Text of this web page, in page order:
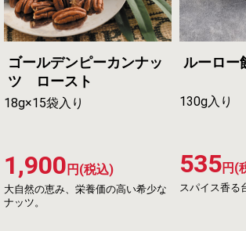
ゴールデンピーカンナッ
ツ ロースト
18g×15袋入り
大自然の恵み、栄養価の高い希少な
ナッツ。
1,900 円(税込)
ルーロー
130g入り
スパイス香る
535円(